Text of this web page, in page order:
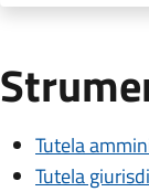
Tutela
Tutela